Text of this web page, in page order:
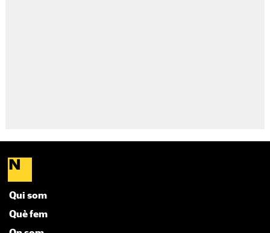
Qui som
Què fem